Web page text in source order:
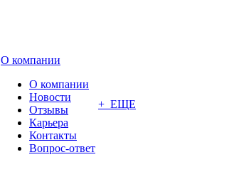
О компании
О компании
Новости
Отзывы
Карьера
Контакты
Вопрос-ответ
+ ЕЩЕ